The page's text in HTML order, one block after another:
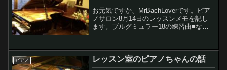
お元気ですか、MrBachLoverです。ピア
ノサロン8月14日のレッスンメモを記し
ます。ブルグミュラー18の練習曲■ない
た。例によって企業秘密ですねー。他に
も、姿...
ピアノ レッスン室のピアノちゃんの話